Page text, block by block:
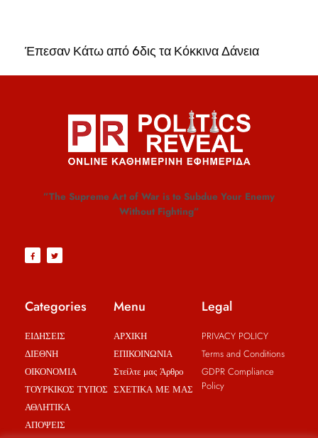
Έπεσαν Κάτω από 6δις τα Κόκκινα Δάνεια
”The Supreme Art of War is to Subdue Your Enemy
Without Fighting”
Categories
ΕΙΔΗΣΕΙΣ
ΔΙΕΘΝΗ
ΟΙΚΟΝΟΜΙΑ
ΤΟΥΡΚΙΚΟΣ ΤΥΠΟΣ
ΑΘΛΗΤΙΚΑ
ΑΠΟΨΕΙΣ
Menu
ΑΡΧΙΚΗ
ΕΠΙΚΟΙΝΩΝΙΑ
Στείλτε μας Άρθρο
ΣΧΕΤΙΚΑ ΜΕ ΜΑΣ
Legal
PRIVACY POLICY
Terms and Conditions
GDPR Compliance
Policy